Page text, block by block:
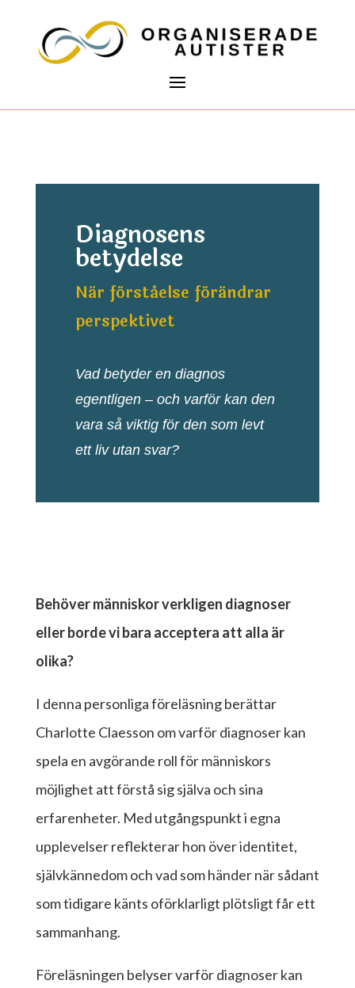
Diagnosens
betydelse
När förståelse förändrar
perspektivet
Vad betyder en diagnos
egentligen – och varför kan den
vara så viktig för den som levt
ett liv utan svar?
Behöver människor verkligen diagnoser
eller borde vi bara acceptera att alla är
olika?
I denna personliga föreläsning berättar
Charlotte Claesson om varför diagnoser kan
spela en avgörande roll för människors
möjlighet att förstå sig själva och sina
erfarenheter. Med utgångspunkt i egna
upplevelser reflekterar hon över identitet,
självkännedom och vad som händer när sådant
som tidigare känts oförklarligt plötsligt får ett
sammanhang.
Föreläsningen belyser varför diagnoser kan